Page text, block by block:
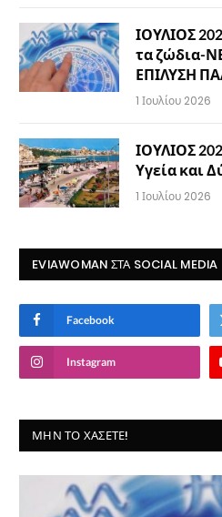
ΙΟΥΛΙΟΣ
τα ζώδια-
ΕΠΙΛΥΣΗ
1 Ιουλίου 2026
ΙΟΥΛΙΟΣ
Υγεία και
1 Ιουλίου 2026
EVIAWOMAN ΣΤΑ SOCIAL MEDIA
Facebook
Instagram
ΜΗΝ ΤΟ ΧΆΣΕΤΕ!